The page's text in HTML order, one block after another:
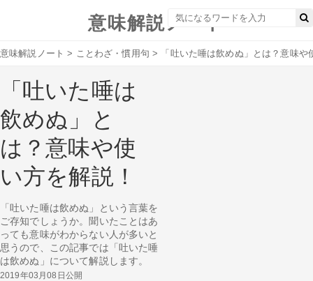
意味解説ノート
意味解説ノート > ことわざ・慣用句 > 「吐いた唾は飲めぬ」とは？意味や
「吐いた唾は
飲めぬ」と
は？意味や使
い方を解説！
「吐いた唾は飲めぬ」という言葉を
ご存知でしょうか。聞いたことはあ
っても意味がわからない人が多いと
思うので、この記事では「吐いた唾
は飲めぬ」について解説します。
2019年03月08日公開